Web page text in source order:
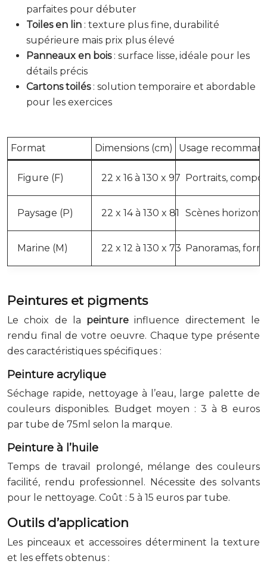
parfaites pour débuter
Toiles en lin : texture plus fine, durabilité
supérieure mais prix plus élevé
Panneaux en bois: surface lisse, idéale pour les
détails précis
Cartons toilés: solution temporaire et abordable
pour les exercices
Format Dimensions (cm) Usage
Figure (F) 22 x 16 à 130 x 97 Portraits,
Paysage (P) 22 x 14 à 130 x 81 Scènes
Marine (M) 22 x 12 à 130 x 73 Panoramas,
Peintures et pigments
Le choix de la peinture influence directement le
rendu final de votre oeuvre. Chaque type présente
des caractéristiques spécifiques :
Peinture acrylique
Séchage rapide, nettoyage à l’eau, large palette de
couleurs disponibles. Budget moyen : 3 à 8 euros
par tube de 75ml selon la marque.
Peinture à l’huile
Temps de travail prolongé, mélange des couleurs
facilité, rendu professionnel. Nécessite des solvants
pour le nettoyage. Coût : 5 à 15 euros par tube.
Outils d’application
Les pinceaux et accessoires déterminent la texture
et les effets obtenus :